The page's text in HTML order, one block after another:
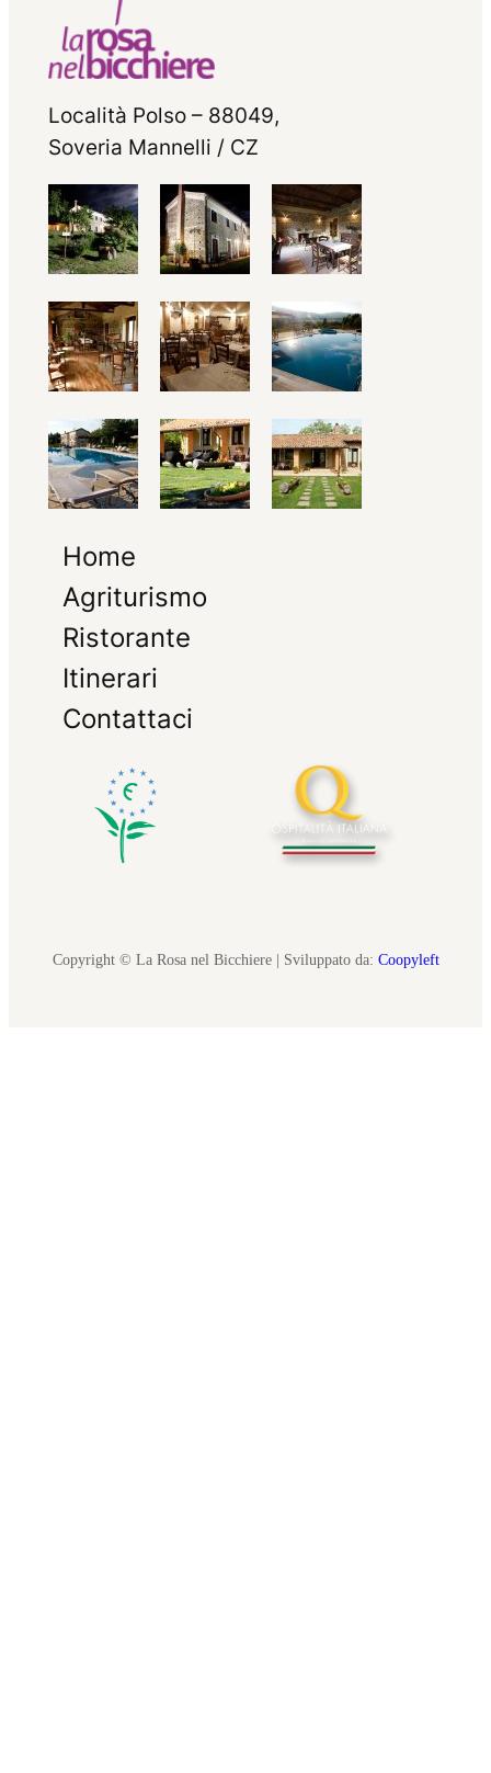
Località Polso – 88049,
Soveria Mannelli / CZ
Home
Agriturismo
Ristorante
Itinerari
Contattaci
Copyright © La Rosa nel Bicchiere | Sviluppato da: Coopyleft